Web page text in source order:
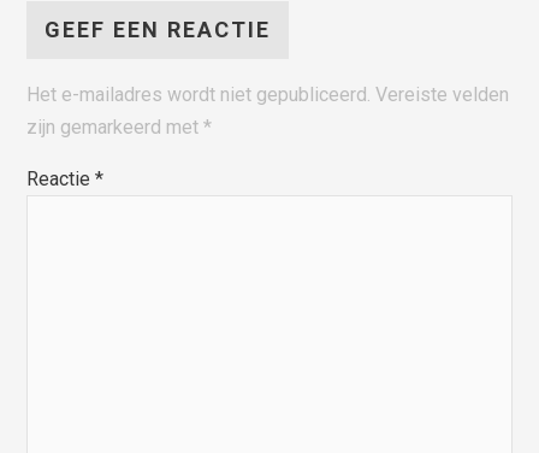
GEEF EEN REACTIE
Het e-mailadres wordt niet gepubliceerd. Vereiste velden
zijn gemarkeerd met*
Reactie*